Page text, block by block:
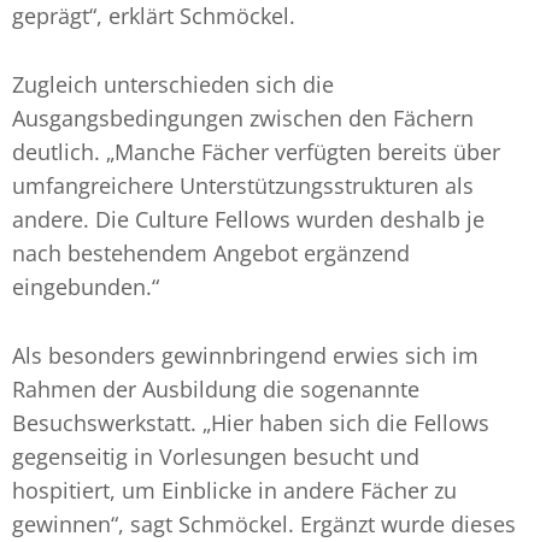
geprägt“, erklärt Schmöckel.
Zugleich unterschieden sich die
Ausgangsbedingungen zwischen den Fächern
deutlich. „Manche Fächer verfügten bereits über
umfangreichere Unterstützungsstrukturen als
andere. Die Culture Fellows wurden deshalb je
nach bestehendem Angebot ergänzend
eingebunden.“
Als besonders gewinnbringend erwies sich im
Rahmen der Ausbildung die sogenannte
Besuchswerkstatt. „Hier haben sich die Fellows
gegenseitig in Vorlesungen besucht und
hospitiert, um Einblicke in andere Fächer zu
gewinnen“, sagt Schmöckel. Ergänzt wurde dieses